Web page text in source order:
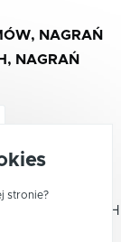
NAGRAŃ
NAGRAŃ
DŹWIĘKOWYCH
stronie?